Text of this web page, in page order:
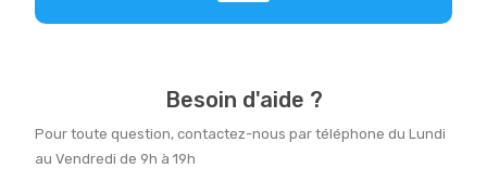
Besoin d'aide ?
Pour toute question, contactez-nous par téléphone du Lundi
au Vendredi de 9h à 19h